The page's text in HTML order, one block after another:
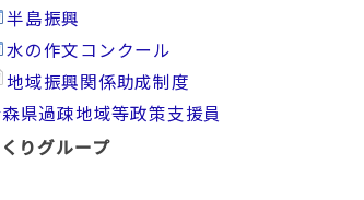
半島振興
水の作文コンクール
地域振興関係助成制度
県過疎地域等政策支援員
りグループ